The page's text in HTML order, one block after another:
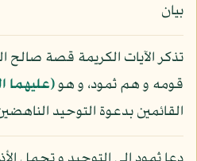
بيان
تذكر الآيات الكريمة قصة صالح
قومه و هم ثمود، و هو(عليهما
القائمين بدعوة التوحيد